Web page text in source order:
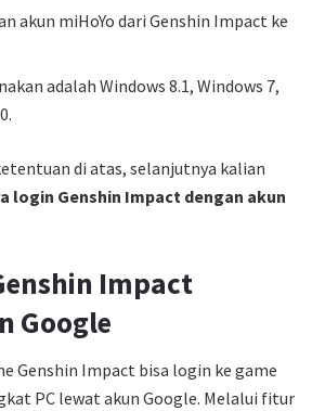
akun miHoYo dari Genshin Impact ke
adalah Windows 8.1, Windows 7,
di atas, selanjutnya kalian
login Genshin Impact dengan akun
Impact
Google
Genshin Impact bisa login ke game
PC lewat akun Google. Melalui fitur